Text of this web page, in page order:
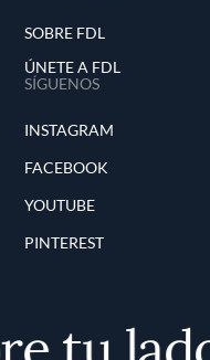
SOBRE FDL
ÚNETE A FDL
SÍGUENOS
INSTAGRAM
FACEBOOK
YOUTUBE
PINTEREST